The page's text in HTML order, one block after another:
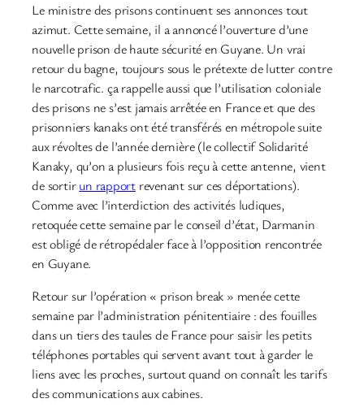
Le ministre des prisons continuent ses annonces tout
azimut. Cette semaine, il a annoncé l’ouverture d’une
nouvelle prison de haute sécurité en Guyane. Un vrai
retour du bagne, toujours sous le prétexte de lutter contre
le narcotrafic. ça rappelle aussi que l’utilisation coloniale
des prisons ne s’est jamais arrêtée en France et que des
prisonniers kanaks ont été transférés en métropole suite
aux révoltes de l’année dernière (le collectif Solidarité
Kanaky, qu’on a plusieurs fois reçu à cette antenne, vient
de sortirun rapportrevenant sur ces déportations).
Comme avec l’interdiction des activités ludiques,
retoquée cette semaine par le conseil d’état, Darmanin
est obligé de rétropédaler face à l’opposition rencontrée
en Guyane.
Retour sur l’opération « prison break » menée cette
semaine par l’administration pénitentiaire : des fouilles
dans un tiers des taules de France pour saisir les petits
téléphones portables qui servent avant tout à garder le
liens avec les proches, surtout quand on connaît les tarifs
des communications aux cabines.